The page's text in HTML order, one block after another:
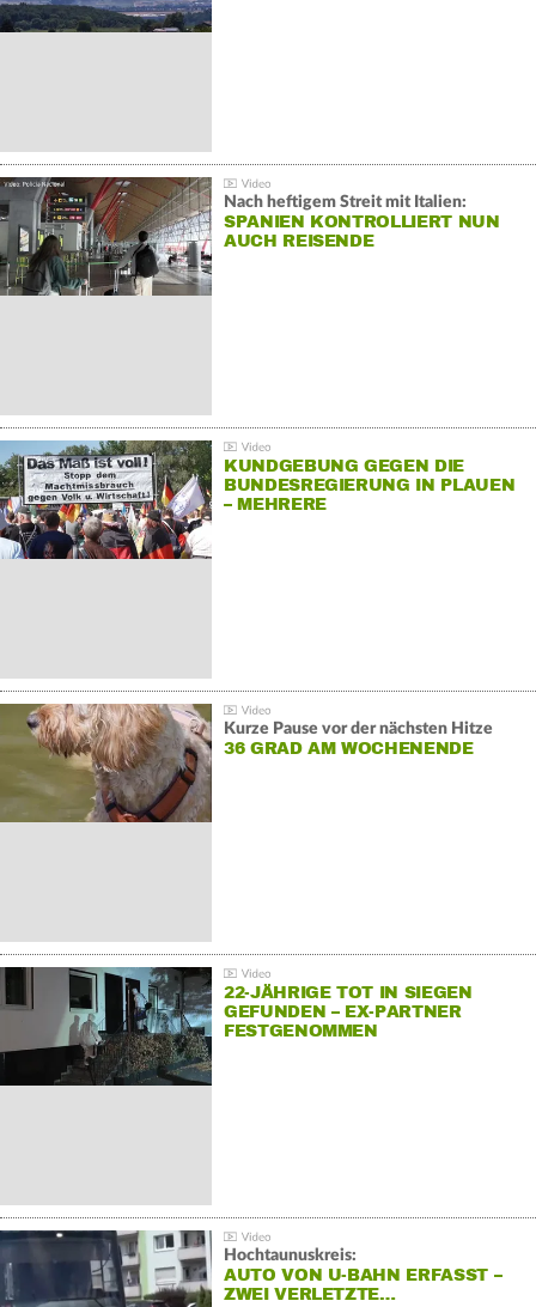
Nach heftigem Streit mit Italien:
SPANIEN KONTROLLIERT NUN
AUCH REISENDE
KUNDGEBUNG GEGEN DIE
BUNDESREGIERUNG IN PLAUEN
– MEHRERE
Kurze Pause vor der nächsten Hitze
36 GRAD AM WOCHENENDE
22-JÄHRIGE TOT IN SIEGEN
GEFUNDEN – EX-PARTNER
FESTGENOMMEN
Hochtaunuskreis:
AUTO VON U-BAHN ERFASST –
ZWEI VERLETZTE…